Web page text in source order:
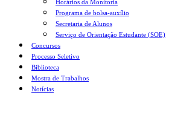
Horários da Monitoria
Programa de bolsa-auxílio
Secretaria de Alunos
Serviço de Orientação Estudante (SOE)
Concursos
Processo Seletivo
Biblioteca
Mostra de Trabalhos
Notícias